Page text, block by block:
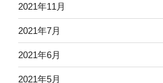
2021年11月
2021年7月
2021年6月
2021年5月